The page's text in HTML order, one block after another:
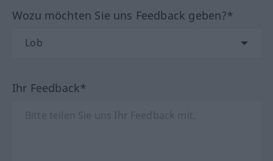
Wozu möchten Sie uns Feedback geben?*
Ihr Feedback*